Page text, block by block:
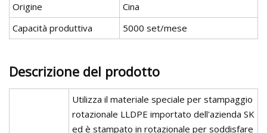
Origine
Cina
Capacità produttiva
5000 set/mese
Descrizione del prodotto
Utilizza il materiale speciale per stampaggio
rotazionale LLDPE importato dell'azienda SK
ed è stampato in rotazionale per soddisfare